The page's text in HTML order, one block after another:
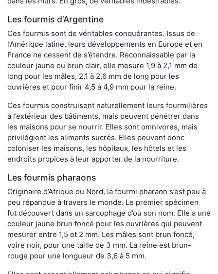
Les fourmis d’Argentine
Ces fourmis sont de véritables conquérantes. Issus de
l’Amérique latine, leurs développements en Europe et en
France ne cessent de s’étendre. Reconnaissable par la
couleur jaune ou brun clair, elle mesure 1,9 à 2,1 mm de
long pour les mâles, 2,1 à 2,6 mm de long pour les
ouvrières et pour finir 4,5 à 4,9 mm pour la reine.
Ces fourmis construisent naturellement leurs fourmilières
à l’extérieur des bâtiments, mais peuvent pénétrer dans
les maisons pour se nourrir. Elles sont omnivores, mais
privilégient les aliments sucrés. Elles peuvent donc
coloniser les maisons, les hôpitaux, les hôtels et les
endroits propices à leur apporter de la nourriture.
Les fourmis pharaons
Originaire d’Afrique du Nord, la fourmi pharaon s’est peu à
peu répandue à travers le monde. Le premier spécimen
fut découvert dans un sarcophage d’où son nom. Elle a une
couleur jaune brun foncé pour les ouvrières qui peuvent
mesurer entre 1,5 et 2 mm. Les mâles sont brun foncé,
voire noir, pour une taille de 3 mm. La reine est brun-
rouge pour une longueur de 3,6 à 5 mm.